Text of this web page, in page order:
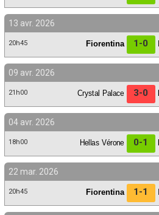
13 avr. 2026
20h45 Fiorentina 1-0
09 avr. 2026
21h00 Crystal Palace 3-0
04 avr. 2026
18h00 Hellas Vérone 0-1
22 mar. 2026
20h45 Fiorentina 1-1